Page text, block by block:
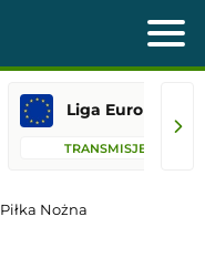
Liga Europejska
TRANSMISJE
Piłka Nożna